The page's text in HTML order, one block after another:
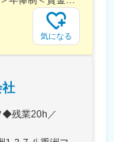
様がおられる方の
間を調整できま
海外在住の方もいま
へ出張（宿泊も伴
張の場合がござい
気になる
社
◆残業20h／